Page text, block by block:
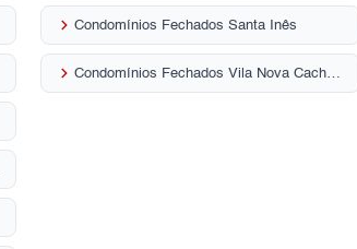
keyboard_arrow_rightCondomínios Fechados Santa Inês
keyboard_arrow_right Condomínios Fechados Vila Nova Cachoeirinha